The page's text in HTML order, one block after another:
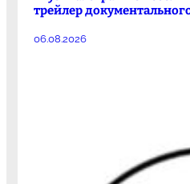
трейлер
06.08.2026